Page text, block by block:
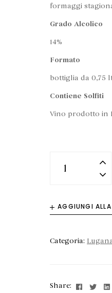
formaggi
Grado Alcolico
14%
Formato
bottiglia da 0,75
Contiene Solfiti
Vino prodotto in
AGGIUNGI
Categoria:
Share: